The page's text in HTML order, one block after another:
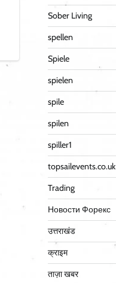
Sober Living
spellen
Spiele
spielen
spile
spilen
spiller1
topsailevents.co.uk
Trading
Новости Форекс
उत्तराखंड
क्राइम
ताज़ा खबर